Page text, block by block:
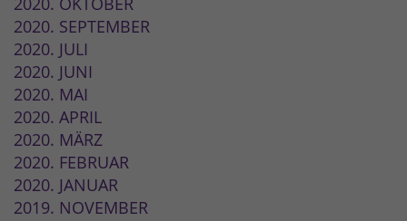
2020. SEPTEMBER
2020. JULI
2020. JUNI
2020. MAI
2020. APRIL
2020. MÄRZ
2020. FEBRUAR
2020. JANUAR
2019. NOVEMBER